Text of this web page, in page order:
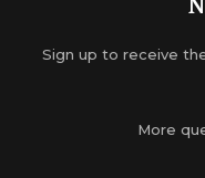
Sign up to receive
More